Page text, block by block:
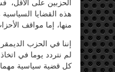
الحزبين على الأقل،
هذه القضايا
منها، إما مواقف
إننا في الحزب
لم نتردد يوما في
كل قضية سياسية مهما